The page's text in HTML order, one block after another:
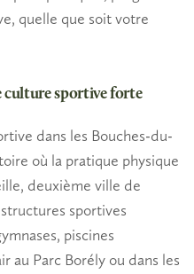
quelle que soit votre
sportive forte
dans les Bouches-du-
où la pratique physique
deuxième ville de
sportives
piscines
au Parc Borély ou dans les